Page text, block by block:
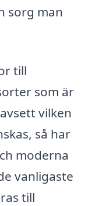
sorg man
till
som är
vilken
så har
moderna
vanligaste
till